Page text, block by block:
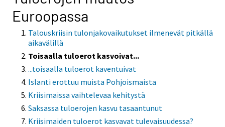
Euroopassa
Talouskriisin tulonjakovaikutukset ilmenevät pitkällä
aikavälillä
Toisaalla tuloerot kasvoivat...
...toisaalla tuloerot kaventuivat
Islanti erottuu muista Pohjoismaista
Kriisimaissa vaihtelevaa kehitystä
Saksassa tuloerojen kasvu tasaantunut
Kriisimaiden tuloerot kasvavat tulevaisuudessa?